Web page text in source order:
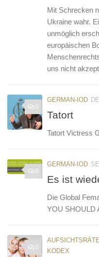
Mit Schrecken
Ukraine wahr.
unmöglich
europäischen
uns nicht
0
GERMAN-IOD
Tatort
Tatort Victress
0
GERMAN-IOD
Es ist
Die Global
YOU SHOULD
0
AUFSICHTSRÄTE
KODEX